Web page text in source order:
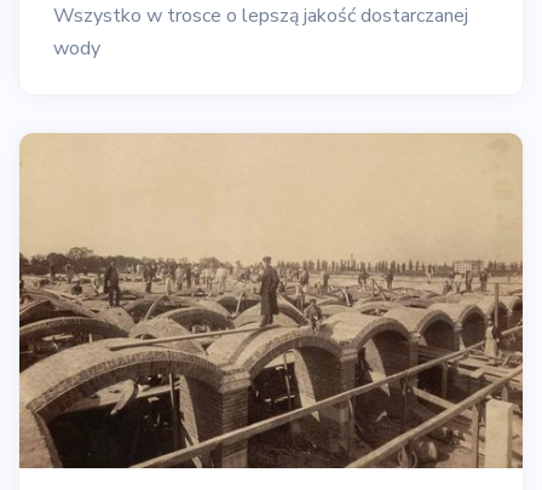
Wszystko w trosce o lepszą jakość dostarczanej
wody